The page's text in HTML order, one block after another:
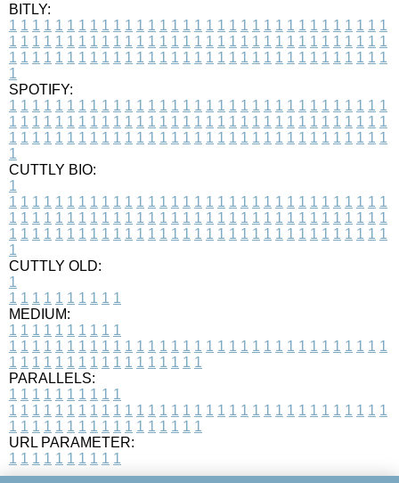
BITLY:
1 1 1 1 1 1 1 1 1 1 1 1 1 1 1 1 1 1 1 1 1 1 1 1 1 1 1 1 1 1 1 1 1
1 1 1 1 1 1 1 1 1 1 1 1 1 1 1 1 1 1 1 1 1 1 1 1 1 1 1 1 1 1 1 1 1
1 1 1 1 1 1 1 1 1 1 1 1 1 1 1 1 1 1 1 1 1 1 1 1 1 1 1 1 1 1 1 1 1
1
SPOTIFY:
1 1 1 1 1 1 1 1 1 1 1 1 1 1 1 1 1 1 1 1 1 1 1 1 1 1 1 1 1 1 1 1 1
1 1 1 1 1 1 1 1 1 1 1 1 1 1 1 1 1 1 1 1 1 1 1 1 1 1 1 1 1 1 1 1 1
1 1 1 1 1 1 1 1 1 1 1 1 1 1 1 1 1 1 1 1 1 1 1 1 1 1 1 1 1 1 1 1 1
1
CUTTLY BIO:
1
1 1 1 1 1 1 1 1 1 1 1 1 1 1 1 1 1 1 1 1 1 1 1 1 1 1 1 1 1 1 1 1 1
1 1 1 1 1 1 1 1 1 1 1 1 1 1 1 1 1 1 1 1 1 1 1 1 1 1 1 1 1 1 1 1 1
1 1 1 1 1 1 1 1 1 1 1 1 1 1 1 1 1 1 1 1 1 1 1 1 1 1 1 1 1 1 1 1 1
1
CUTTLY OLD:
1
1 1 1 1 1 1 1 1 1 1
MEDIUM:
1 1 1 1 1 1 1 1 1 1
1 1 1 1 1 1 1 1 1 1 1 1 1 1 1 1 1 1 1 1 1 1 1 1 1 1 1 1 1 1 1 1 1
1 1 1 1 1 1 1 1 1 1 1 1 1 1 1 1 1
PARALLELS:
1 1 1 1 1 1 1 1 1 1
1 1 1 1 1 1 1 1 1 1 1 1 1 1 1 1 1 1 1 1 1 1 1 1 1 1 1 1 1 1 1 1 1
1 1 1 1 1 1 1 1 1 1 1 1 1 1 1 1 1
URL PARAMETER:
1 1 1 1 1 1 1 1 1 1